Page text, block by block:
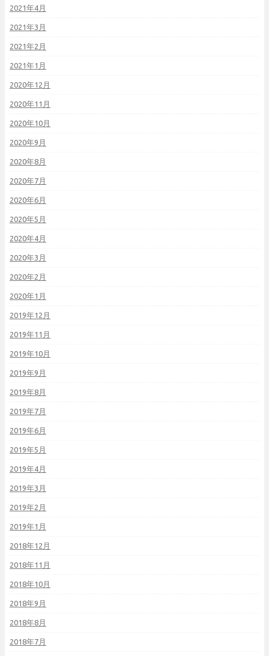
2021年4月
2021年3月
2021年2月
2021年1月
2020年12月
2020年11月
2020年10月
2020年9月
2020年8月
2020年7月
2020年6月
2020年5月
2020年4月
2020年3月
2020年2月
2020年1月
2019年12月
2019年11月
2019年10月
2019年9月
2019年8月
2019年7月
2019年6月
2019年5月
2019年4月
2019年3月
2019年2月
2019年1月
2018年12月
2018年11月
2018年10月
2018年9月
2018年8月
2018年7月